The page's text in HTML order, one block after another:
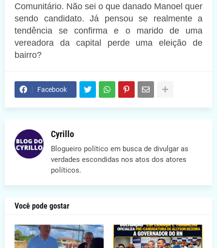
Comunitário. Não sei o que danado Manoel quer
sendo candidato. Já pensou se realmente a
tendência se confirma e o marido de uma
vereadora da capital perde uma eleição de
bairro?
Facebook
Cyrillo
Blogueiro político em busca de divulgar as
verdades escondidas nos atos dos atores
políticos.
Você pode gostar